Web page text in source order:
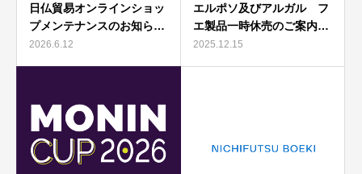
日仏貿易オンラインショッ
プメンテナンスのお知ら…
2026.6.12
エルポソ及びアルガル フ
エ製品一時休売のご案内…
2025.12.15